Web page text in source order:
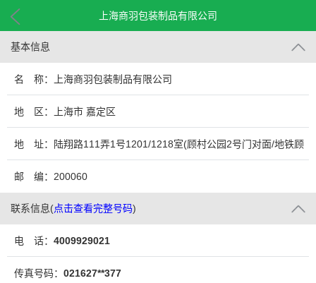
上海商羽包装制品有限公司
基本信息
名 称：上海商羽包装制品有限公司
地 区：上海市 嘉定区
地 址：陆翔路111弄1号1201/1218室(顾村公园2号门对面/地铁顾
村公园站下3号口出)
邮 编：200060
联系信息(点击查看完整号码)
电 话： 4009929021
传真号码： 021627**377